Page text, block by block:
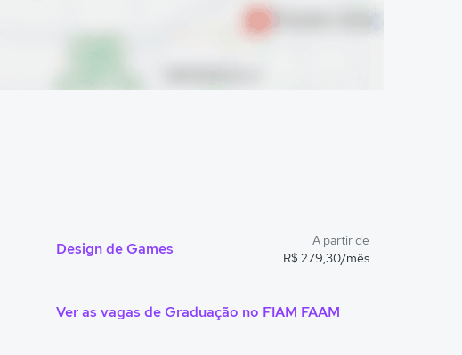
Design de Games
A partir de
R$ 279,30/mês
Ver as vagas de Graduação no FIAM FAAM